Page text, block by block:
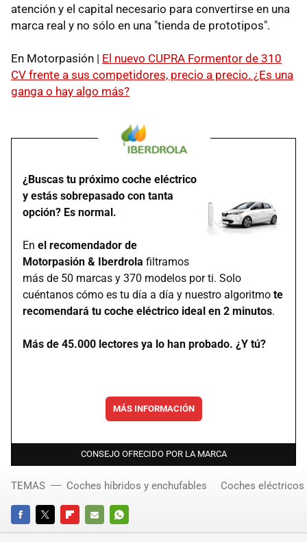
atención y el capital necesario para convertirse en una
marca real y no sólo en una "tienda de prototipos".
En Motorpasión | El nuevo CUPRA Formentor de 310
CV frente a sus competidores, precio a precio. ¿Es una
ganga o hay algo más?
¿Buscas tu próximo coche eléctrico
y estás sobrepasado con tanta
opción? Es normal.
En el recomendador de
Motorpasión & Iberdrola filtramos
más de 50 marcas y 370 modelos por ti. Solo
cuéntanos cómo es tu día a día y nuestro algoritmo te
recomendará tu coche eléctrico ideal en 2 minutos.
Más de 45.000 lectores ya lo han probado. ¿Y tú?
MÁS INFORMACIÓN
CONSEJO OFRECIDO POR LA MARCA
FACEBOOKTWITTERFLIPBOARD
E-
WHATSAPP
TEMAS Coches híbridos y enchufables Coches eléctricos